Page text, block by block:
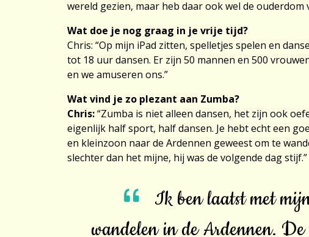
wereld gezien, maar heb daar ook wel de ouderdom
Wat doe je nog graag in je vrije tijd?
Chris: “Op mijn iPad zitten, spelletjes spelen en
tot 18 uur dansen. Er zijn 50 mannen en 500
en we amuseren ons.”
Wat vind je zo plezant aan Zumba?
Chris:“Zumba is niet alleen dansen, het zijn ook
eigenlijk half sport, half dansen. Je hebt echt een
en kleinzoon naar de Ardennen geweest om te
slechter dan het mijne, hij was de volgende dag stijf.”
Ik ben laatst met
wandelen in de Ardennen.